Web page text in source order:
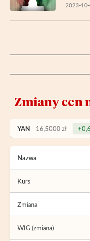
2023-
Zmiany cen
YAN 16,5000 zł
Nazwa
Kurs
Zmiana
WIG (zmiana)